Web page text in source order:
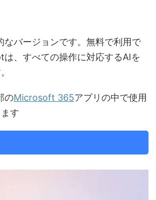
バージョンです。無料で利用で
、すべての操作に対応するAIを
のMicrosoft 365アプリの中で使用
す